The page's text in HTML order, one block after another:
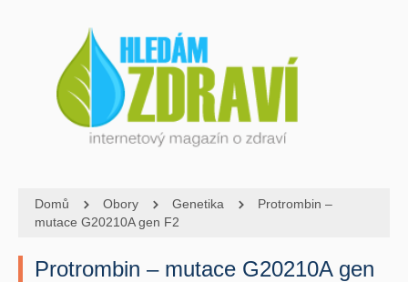
Domů Obory Genetika
Protrombin –
mutace G20210A gen F2
Protrombin – mutace G20210A gen